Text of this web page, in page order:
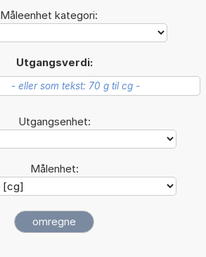
Måleenhet kategori:
Utgangsverdi:
Utgangsenhet:
Målenhet: